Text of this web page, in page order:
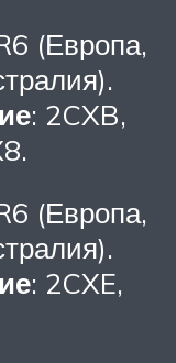
(Европа,
: 2CXB,
(Европа,
: 2CXE,